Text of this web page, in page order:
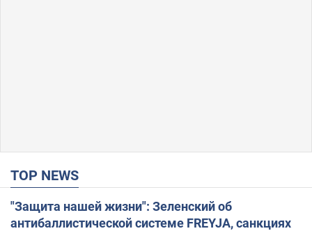
TOP NEWS
"Защита нашей жизни": Зеленский об
антибаллистической системе FREYJA, санкциях